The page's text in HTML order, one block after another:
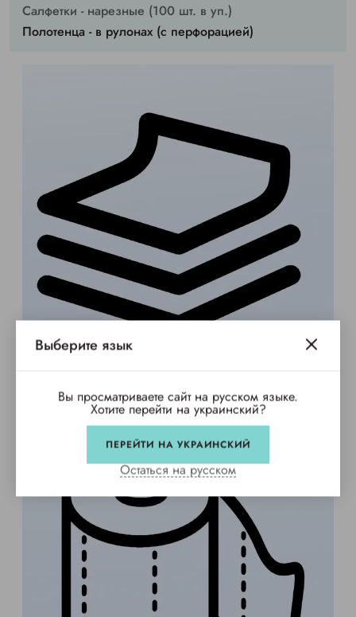
Салфетки - нарезные (100 шт. в уп.)
Полотенца - в рулонах (с перфорацией)
Выберите язык
Вы просматриваете сайт на русском языке.
Хотите перейти на украинский?
ПЕРЕЙТИ НА УКРАИНСКИЙ
Остаться на русском